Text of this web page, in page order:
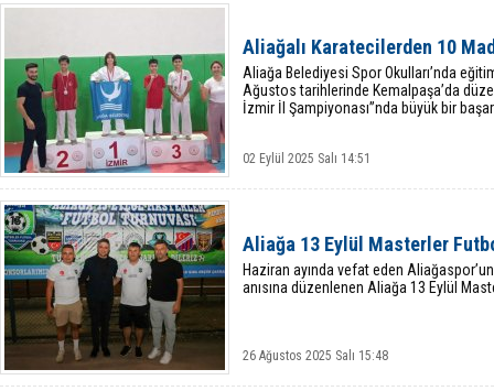
Aliağalı Karatecilerden 10
Aliağa Belediyesi Spor Okulları’nda
Ağustos tarihlerinde Kemalpaşa’da
İzmir İl Şampiyonası”nda büyük bir
02 Eylül 2025 Salı 14:51
Aliağa 13 Eylül Masterler
Haziran ayında vefat eden
anısına düzenlenen Aliağa 13 Eylül
26 Ağustos 2025 Salı 15:48